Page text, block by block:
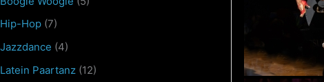
Hip-Hop (7)
Jazzdance (4)
Latein Paartanz (12)